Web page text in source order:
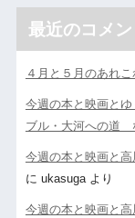
最近のコメン
４月と５月のあれこ
今週の本と映画と
ブル・大河への道
今週の本と映画と高
に ukasugaより
今週の本と映画と高